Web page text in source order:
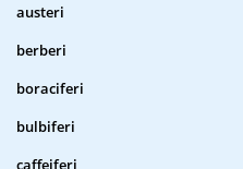
austeri
berberi
boraciferi
bulbiferi
caffeiferi